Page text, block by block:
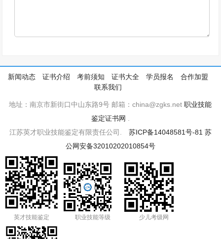
新闻动态 证书介绍 考前须知 证书大全 学员报名
合作加盟
联系我们
地址：南京市新街口中山东路9号 邮箱：china@zgks.net职业技能
鉴定证书网
江苏英才职业技能鉴定有限责任公司. 苏ICP备14048581号-81 苏
公网安备32010202010854号
英才技能鉴定 职业技能等级 少儿考级网